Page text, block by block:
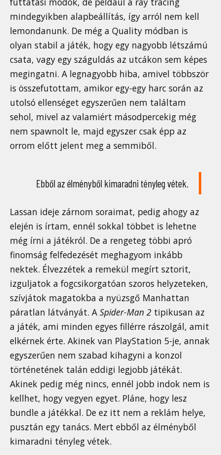
mindegyikben alapbeállítás, így arról nem kell
lemondanunk. De még a Quality módban is
olyan stabil a játék, hogy egy nagyobb létszámú
csata, vagy egy száguldás az utcákon sem képes
megingatni. A legnagyobb hiba, amivel többször
is összefutottam, amikor egy-egy harc során az
utolsó ellenséget egyszerűen nem találtam
sehol, mivel az valamiért másodpercekig még
nem spawnolt le, majd egyszer csak épp az
orrom előtt jelent meg a semmiből.
Ebből az élményből kimaradni tényleg vétek.
Lassan ideje zárnom soraimat, pedig ahogy az
elején is írtam, ennél sokkal többet is lehetne
még írni a játékról. De a rengeteg többi apró
finomság felfedezését meghagyom inkább
nektek. Élvezzétek a remekül megírt sztorit,
izguljatok a fogcsikorgatóan szoros helyzeteken,
szívjátok magatokba a nyüzsgő Manhattan
páratlan látványát. A Spider-Man 2 tipikusan az
a játék, ami minden egyes fillérre rászolgál, amit
elkérnek érte. Akinek van PlayStation 5-je, annak
egyszerűen nem szabad kihagyni a konzol
történetének talán eddigi legjobb játékát.
Akinek pedig még nincs, ennél jobb indok nem is
kellhet, hogy vegyen egyet. Pláne, hogy lesz
bundle a játékkal. De ez itt nem a reklám helye,
pusztán egy tanács. Mert ebből az élményből
kimaradni tényleg vétek.